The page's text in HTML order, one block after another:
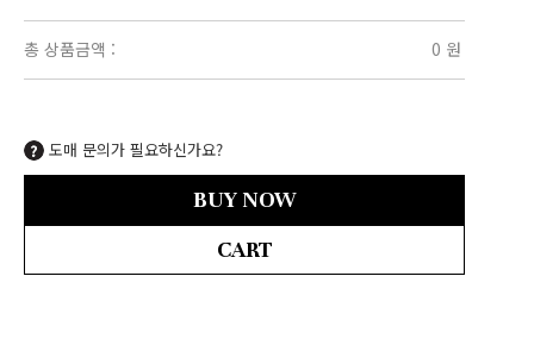
총 상품금액 : 0 원
도매 문의가 필요하신가요?
BUY NOW
CART